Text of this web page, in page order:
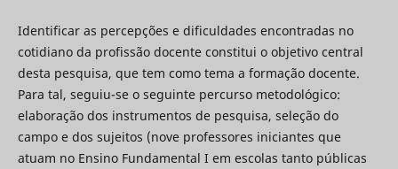
Identificar as percepções e dificuldades encontradas no
cotidiano da profissão docente constitui o objetivo central
desta pesquisa, que tem como tema a formação docente.
Para tal, seguiu-se o seguinte percurso metodológico:
elaboração dos instrumentos de pesquisa, seleção do
campo e dos sujeitos (nove professores iniciantes que
atuam no Ensino Fundamental I em escolas tanto públicas